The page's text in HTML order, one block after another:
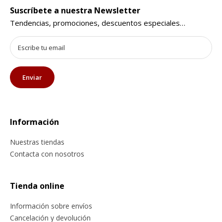
Suscríbete a nuestra Newsletter
Tendencias, promociones, descuentos especiales…
Información
Nuestras tiendas
Contacta con nosotros
Tienda online
Información sobre envíos
Cancelación y devolución